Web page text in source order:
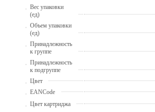
Вес упаковки
(ед)
Объем упаковки
(ед)
Принадлежность
к группе
Принадлежность
к подгруппе
Цвет
EANCode
Цвет картриджа